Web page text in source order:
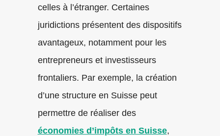
celles à l’étranger. Certaines
juridictions présentent des dispositifs
avantageux, notamment pour les
entrepreneurs et investisseurs
frontaliers. Par exemple, la création
d’une structure en Suisse peut
permettre de réaliser des
économies d’impôts en Suisse,